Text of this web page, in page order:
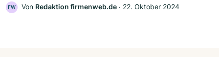
FW Von Redaktion firmenweb.de ‧ 22. Oktober 2024